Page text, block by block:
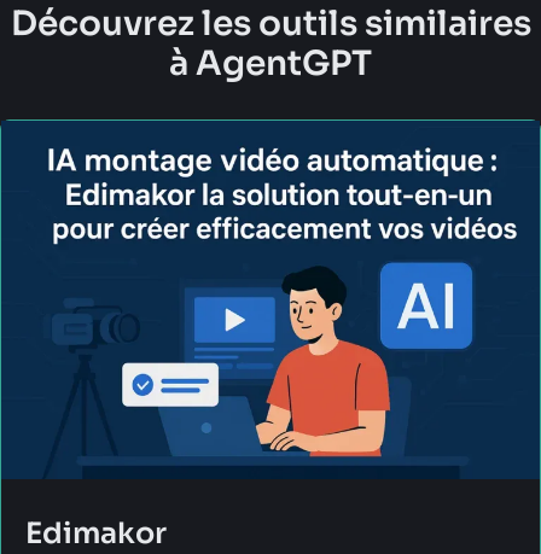
Découvrez les outils similaires
à AgentGPT
Edimakor